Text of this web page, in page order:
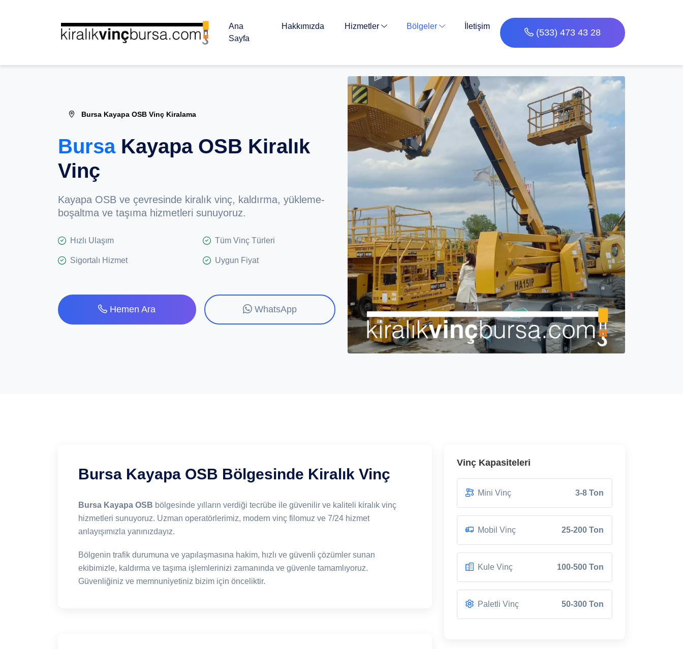
Ana
Sayfa
Hakkımızda Hizmetler Bölgeler İletişim
(533) 473 43 28
Bursa Kayapa OSB Vinç Kiralama
BursaKayapa OSB Kiralık
Vinç
Kayapa OSB ve çevresinde kiralık vinç, kaldırma, yükleme-
boşaltma ve taşıma hizmetleri sunuyoruz.
Hızlı Ulaşım Tüm Vinç Türleri
Sigortalı Hizmet Uygun Fiyat
Hemen Ara WhatsApp
Bursa Kayapa OSB Bölgesinde Kiralık Vinç
Bursa Kayapa OSB bölgesinde yılların verdiği tecrübe ile güvenilir ve kaliteli kiralık vinç
hizmetleri sunuyoruz. Uzman operatörlerimiz, modern vinç filomuz ve 7/24 hizmet
anlayışımızla yanınızdayız.
Bölgenin trafik durumuna ve yapılaşmasına hakim, hızlı ve güvenli çözümler sunan
ekibimizle, kaldırma ve taşıma işlemlerinizi zamanında ve güvenle tamamlıyoruz.
Güvenliğiniz ve memnuniyetiniz bizim için önceliktir.
Vinç Kapasiteleri
Mini Vinç 3-8 Ton
Mobil Vinç 25-200 Ton
Kule Vinç 100-500 Ton
Paletli Vinç 50-300 Ton